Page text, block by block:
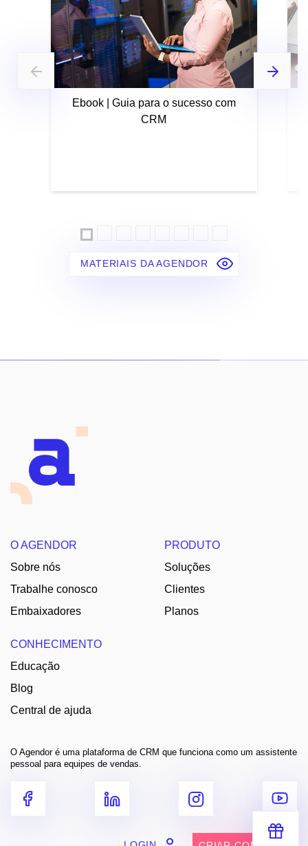
Ebook | Guia para o sucesso com
CRM
MATERIAIS DA AGENDOR
O AGENDOR
Sobre nós
Trabalhe conosco
Embaixadores
PRODUTO
Soluções
Clientes
Planos
CONHECIMENTO
Educação
Blog
Central de ajuda
O Agendor é uma plataforma de CRM que funciona como um assistente
pessoal para equipes de vendas.